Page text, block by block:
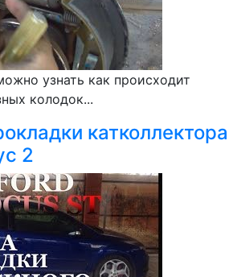
узнать как происходит
колодок...
катколлектора
2